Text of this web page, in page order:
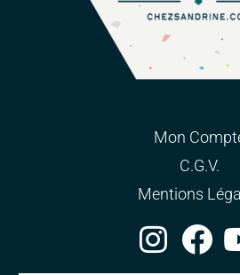
Mon
C.G.V.
Mentions